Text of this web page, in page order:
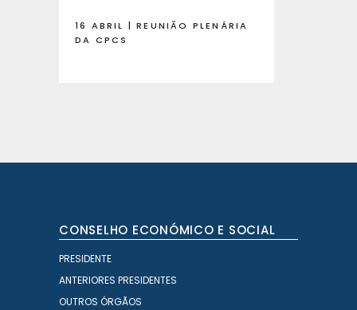
16 ABRIL | REUNIÃO PLENÁRIA
DA CPCS
CONSELHO ECONÓMICO E SOCIAL
PRESIDENTE
ANTERIORES PRESIDENTES
OUTROS ÓRGÃOS